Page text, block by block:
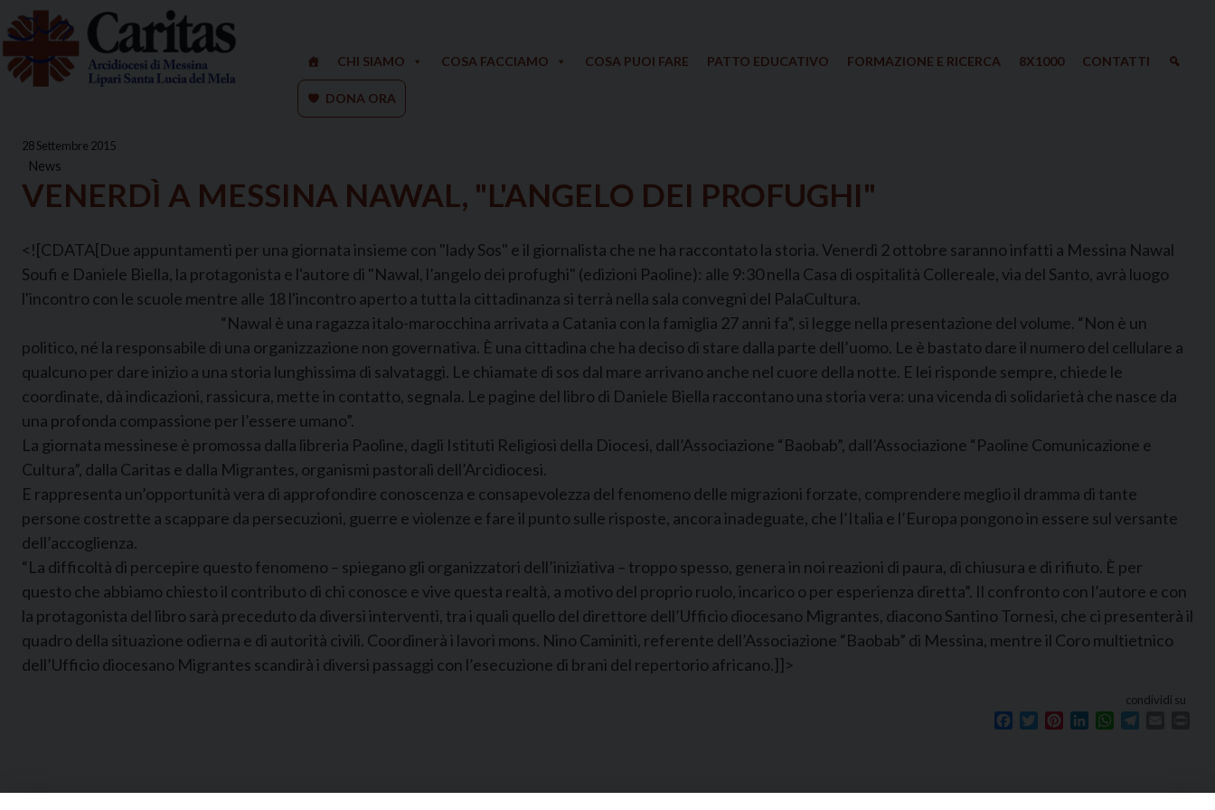
Skip
to
content
CHI SIAMO COSA FACCIAMO COSA PUOI FARE PATTO EDUCATIVO FORMAZIONE E RICERCA 8X1000 CONTATTI
DONA ORA
28 Settembre 2015
News
VENERDÌ A MESSINA NAWAL, "L'ANGELO DEI PROFUGHI"
<![CDATA[Due appuntamenti per una giornata insieme con "lady Sos" e il giornalista che ne ha raccontato la storia. Venerdì 2 ottobre saranno infatti a Messina Nawal
Soufi e Daniele Biella, la protagonista e l'autore di "Nawal, l’angelo dei profughi" (edizioni Paoline): alle 9:30 nella Casa di ospitalità Collereale, via del Santo, avrà luogo
l'incontro con le scuole mentre alle 18 l'incontro aperto a tutta la cittadinanza si terrà nella sala convegni del PalaCultura.
“Nawal è una ragazza italo-marocchina arrivata a Catania con la famiglia 27 anni fa”, si legge nella presentazione del volume. “Non è un
politico, né la responsabile di una organizzazione non governativa. È una cittadina che ha deciso di stare dalla parte dell’uomo. Le è bastato dare il numero del cellulare a
qualcuno per dare inizio a una storia lunghissima di salvataggi. Le chiamate di sos dal mare arrivano anche nel cuore della notte. E lei risponde sempre, chiede le
coordinate, dà indicazioni, rassicura, mette in contatto, segnala. Le pagine del libro di Daniele Biella raccontano una storia vera: una vicenda di solidarietà che nasce da
una profonda compassione per l’essere umano”.
La giornata messinese è promossa dalla libreria Paoline, dagli Istituti Religiosi della Diocesi, dall’Associazione “Baobab”, dall’Associazione “Paoline Comunicazione e
Cultura”, dalla Caritas e dalla Migrantes, organismi pastorali dell’Arcidiocesi.
E rappresenta un’opportunità vera di approfondire conoscenza e consapevolezza del fenomeno delle migrazioni forzate, comprendere meglio il dramma di tante
persone costrette a scappare da persecuzioni, guerre e violenze e fare il punto sulle risposte, ancora inadeguate, che l’Italia e l’Europa pongono in essere sul versante
dell’accoglienza.
“La difficoltà di percepire questo fenomeno – spiegano gli organizzatori dell’iniziativa – troppo spesso, genera in noi reazioni di paura, di chiusura e di rifiuto. È per
questo che abbiamo chiesto il contributo di chi conosce e vive questa realtà, a motivo del proprio ruolo, incarico o per esperienza diretta”. Il confronto con l’autore e con
la protagonista del libro sarà preceduto da diversi interventi, tra i quali quello del direttore dell’Ufficio diocesano Migrantes, diacono Santino Tornesi, che ci presenterà il
quadro della situazione odierna e di autorità civili. Coordinerà i lavori mons. Nino Caminiti, referente dell’Associazione “Baobab” di Messina, mentre il Coro multietnico
dell’Ufficio diocesano Migrantes scandirà i diversi passaggi con l’esecuzione di brani del repertorio africano.]]>
condividi su
Facebook
TwitterPinterestLinkedInWhatsApp